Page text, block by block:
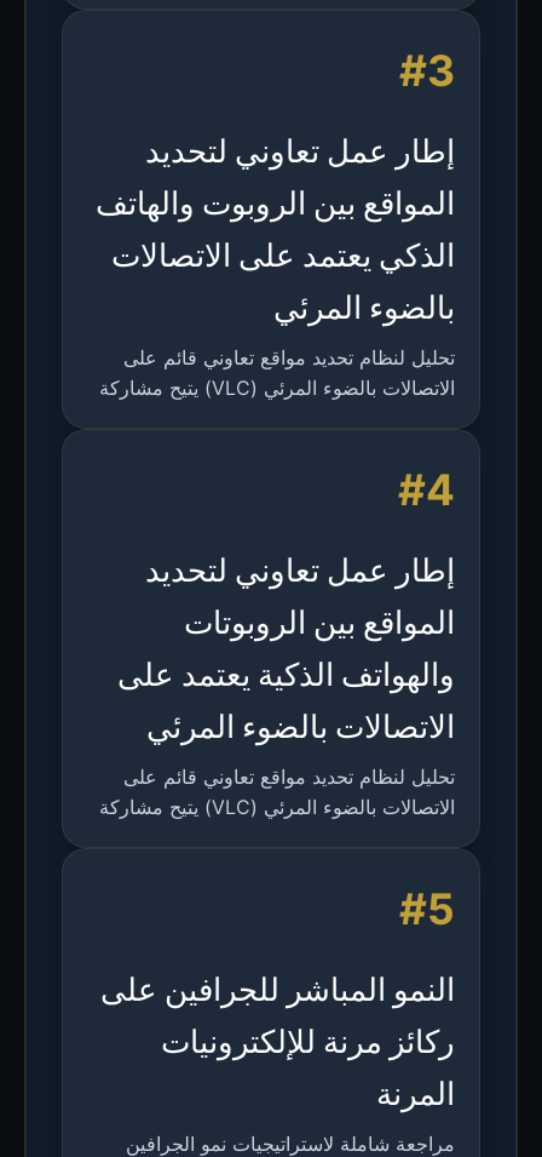
مستوى العتاد.
#3
إطار عمل تعاوني لتحديد
المواقع بين الروبوت والهاتف
الذكي يعتمد على الاتصالات
بالضوء المرئي
تحليل لنظام تحديد مواقع تعاوني قائم على
الاتصالات بالضوء المرئي (VLC) يتيح مشاركة
#4
إطار عمل تعاوني لتحديد
المواقع بين الروبوتات
والهواتف الذكية يعتمد على
الاتصالات بالضوء المرئي
تحليل لنظام تحديد مواقع تعاوني قائم على
الاتصالات بالضوء المرئي (VLC) يتيح مشاركة
#5
النمو المباشر للجرافين على
ركائز مرنة للإلكترونيات
المرنة
مراجعة شاملة لاستراتيجيات نمو الجرافين